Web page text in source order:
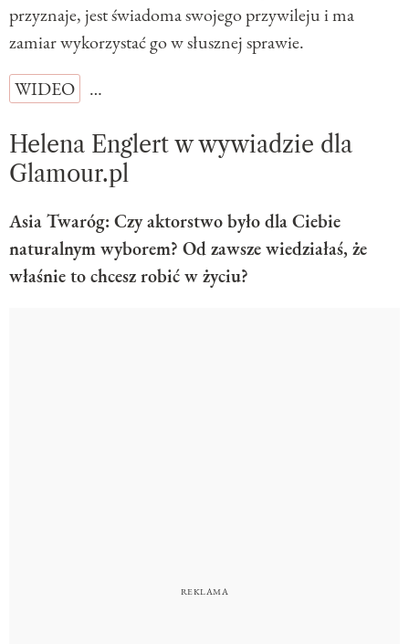
przyznaje, jest świadoma swojego przywileju i ma
zamiar wykorzystać go w słusznej sprawie.
WIDEO
…
Helena Englert w wywiadzie dla
Glamour.pl
Asia Twaróg: Czy aktorstwo było dla Ciebie
naturalnym wyborem? Od zawsze wiedziałaś, że
właśnie to chcesz robić w życiu?